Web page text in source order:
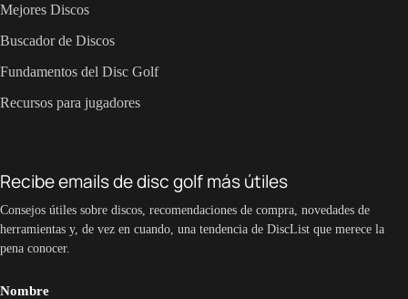
Mejores Discos
Buscador de Discos
Fundamentos del Disc Golf
Recursos para jugadores
Recibe emails de disc golf más útiles
Consejos útiles sobre discos, recomendaciones de compra, novedades de
herramientas y, de vez en cuando, una tendencia de DiscList que merece la
pena conocer.
Nombre